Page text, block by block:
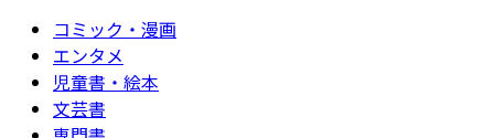
コミック・漫画
エンタメ
児童書・絵本
文芸書